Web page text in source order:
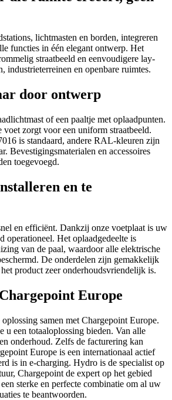
lichtmasten en borden, integreren
functies in één elegant ontwerp. Het
straatbeeld en eenvoudigere lay-
industrieterreinen en openbare ruimtes.
door ontwerp
of een paaltje met oplaadpunten.
voet zorgt voor een uniform straatbeeld.
is standaard, andere RAL-kleuren zijn
Bevestigingsmaterialen en accessoires
toegevoegd.
en te
en efficiënt. Dankzij onze voetplaat is uw
operationeel. Het oplaadgedeelte is
van de paal, waardoor alle elektrische
De onderdelen zijn gemakkelijk
product zeer onderhoudsvriendelijk is.
Europe
samen met Chargepoint Europe.
u een totaaloplossing bieden. Van alle
onderhoud. Zelfs de facturering kan
Europe is een internationaal actief
is in e-charging. Hydro is de specialist op
Chargepoint de expert op het gebied
sterke en perfecte combinatie om al uw
te beantwoorden.